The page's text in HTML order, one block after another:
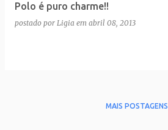
Polo é puro charme!!
postado por Ligia em abril 08, 2013
MAIS POSTAGENS